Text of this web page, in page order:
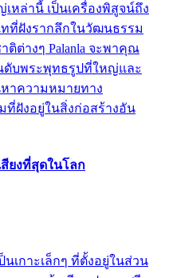
หล่านี้ เป็นเครื่องพิสูจน์ถึง
ที่ฝังรากลึกในวัฒนธรรม
ต่างๆ Palanla จะพาคุณ
ดับพระพุทธรูปที่ใหญ่และ
าความหมายทาง
ฝังอยู่ในสิ่งก่อสร้างอัน
ยงที่สุดในโลก
นเกาะเล็กๆ ที่ตั้งอยู่ในส่วน